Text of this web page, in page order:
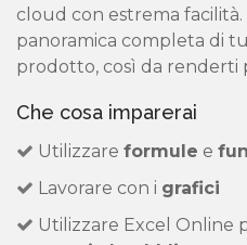
cloud con estrema facilità.
panoramica completa di
prodotto, così da renderti
Che cosa imparerai
Utilizzare formule e
Lavorare con i grafici
Utilizzare Excel Online